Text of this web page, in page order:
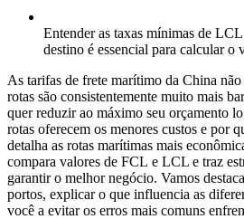
Entender as taxas mínimas de
destino é essencial para calcular o
As tarifas de frete marítimo da China
rotas são consistentemente muito mais
quer reduzir ao máximo seu orçamento
rotas oferecem os menores custos e por
detalha as rotas marítimas mais
compara valores de FCL e LCL e traz
garantir o melhor negócio. Vamos
portos, explicar o que influencia as
você a evitar os erros mais comuns